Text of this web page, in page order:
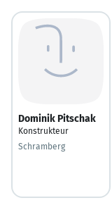
Dominik Pitschak
Konstrukteur
Schramberg